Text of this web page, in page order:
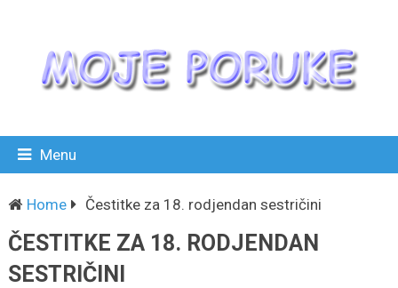
Menu
Home Čestitke za 18. rodjendan sestričini
ČESTITKE ZA 18. RODJENDAN
SESTRIČINI